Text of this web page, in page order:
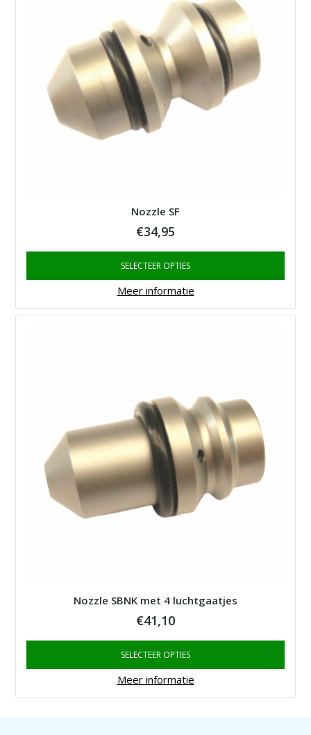
Nozzle SF
€34,95
SELECTEER OPTIES
Meer informatie
Nozzle SBNK met 4 luchtgaatjes
€41,10
SELECTEER OPTIES
Meer informatie